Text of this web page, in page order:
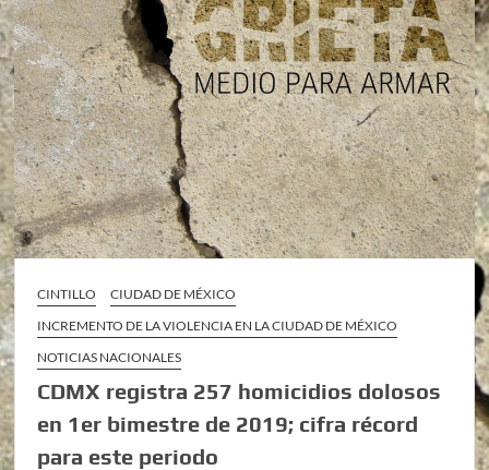
CINTILLO
CIUDAD DE MÉXICO
INCREMENTO DE LA VIOLENCIA EN LA CIUDAD DE MÉXICO
NOTICIAS NACIONALES
CDMX registra 257 homicidios dolosos
en 1er bimestre de 2019; cifra récord
para este periodo